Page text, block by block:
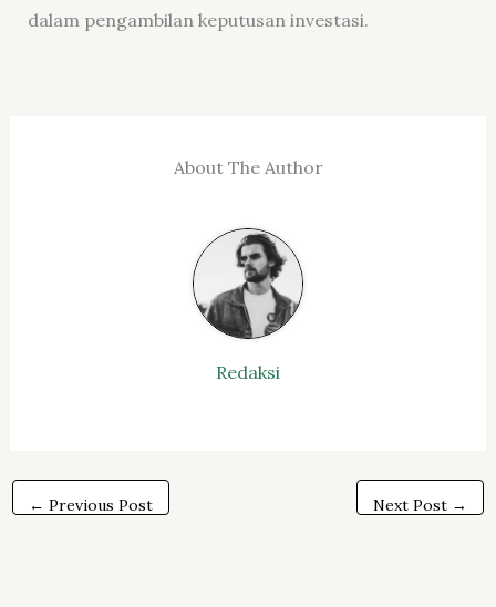
dalam pengambilan keputusan investasi.
About The Author
Redaksi
← Previous Post Next Post →